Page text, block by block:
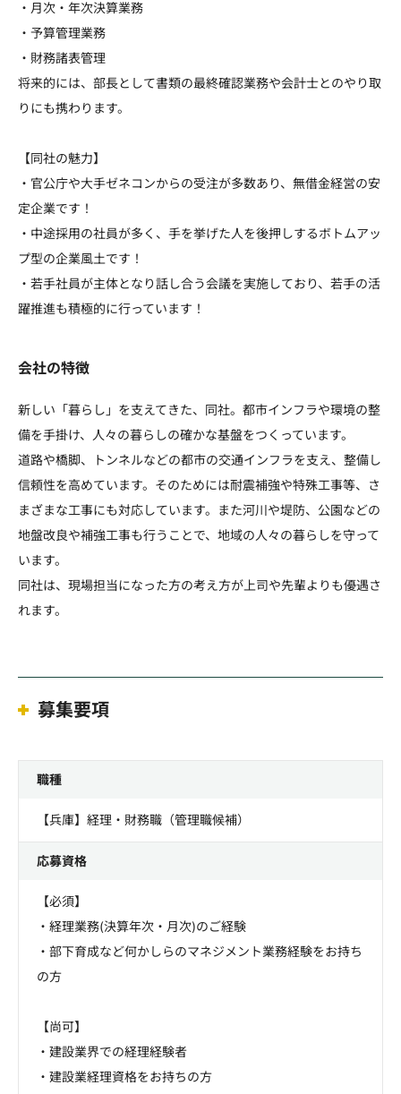
・月次・年次決算業務
・予算管理業務
・財務諸表管理
将来的には、部長として書類の最終確認業務や会計士とのやり取
りにも携わります。
【同社の魅力】
・官公庁や大手ゼネコンからの受注が多数あり、無借金経営の安
定企業です！
・中途採用の社員が多く、手を挙げた人を後押しするボトムアッ
プ型の企業風土です！
・若手社員が主体となり話し合う会議を実施しており、若手の活
躍推進も積極的に行っています！
会社の特徴
新しい「暮らし」を支えてきた、同社。都市インフラや環境の整
備を手掛け、人々の暮らしの確かな基盤をつくっています。
道路や橋脚、トンネルなどの都市の交通インフラを支え、整備し
信頼性を高めています。そのためには耐震補強や特殊工事等、さ
まざまな工事にも対応しています。また河川や堤防、公園などの
地盤改良や補強工事も行うことで、地域の人々の暮らしを守って
います。
同社は、現場担当になった方の考え方が上司や先輩よりも優遇さ
れます。
募集要項
職種
【兵庫】経理・財務職（管理職候補）
応募資格
【必須】
・経理業務(決算年次・月次)のご経験
・部下育成など何かしらのマネジメント業務経験をお持ち
の方
【尚可】
・建設業界での経理経験者
・建設業経理資格をお持ちの方